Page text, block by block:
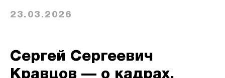
23.03.2026
Сергей Сергеевич
Кравцов — о кадрах,